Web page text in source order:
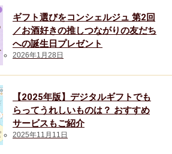
60代男性
70代男性
おじいちゃん・祖父
80代男性
おばあちゃん・祖母
ギフト選びをコンシェルジュ 第2回
／お酒好きの推しつながりの友だち
への誕生日プレゼント
2026年1月28日
【2025年版】デジタルギフトでも
らってうれしいものは？ おすすめ
サービスもご紹介
2025年11月11日